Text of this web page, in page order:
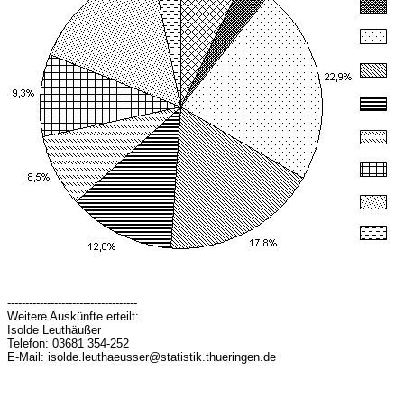
------------------------------------
Weitere Auskünfte erteilt:
Isolde Leuthäußer
Telefon: 03681 354-252
E-Mail: isolde.leuthaeusser@statistik.thueringen.de